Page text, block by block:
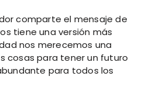
comparte el mensaje de
tiene una versión más
nos merecemos una
cosas para tener un futuro
para todos los